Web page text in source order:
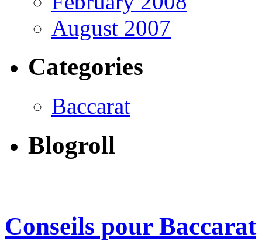
August 2007
Categories
Baccarat
Blogroll
Conseils pour Baccarat